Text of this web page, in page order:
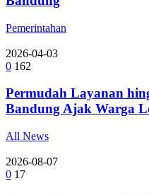
Pemerintahan
2026-04-03
0 162
Permudah Layanan
Bandung Ajak Warga
All News
2026-08-07
0 17